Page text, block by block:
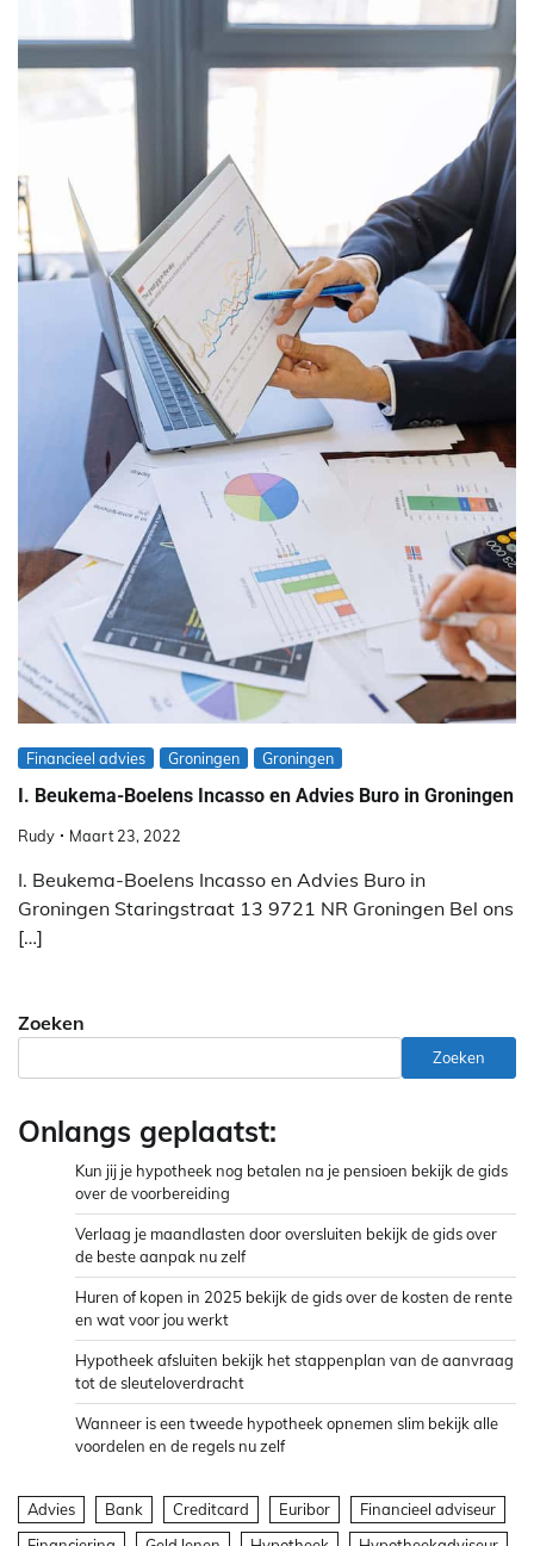
Financieel advies Groningen Groningen
I. Beukema-Boelens Incasso en Advies Buro in Groningen
Rudy Maart 23, 2022
I. Beukema-Boelens Incasso en Advies Buro in
Groningen Staringstraat 13 9721 NR Groningen Bel ons
[…]
Zoeken
Zoeken
Onlangs geplaatst:
Kun jij je hypotheek nog betalen na je pensioen bekijk de gids
over de voorbereiding
Verlaag je maandlasten door oversluiten bekijk de gids over
de beste aanpak nu zelf
Huren of kopen in 2025 bekijk de gids over de kosten de rente
en wat voor jou werkt
Hypotheek afsluiten bekijk het stappenplan van de aanvraag
tot de sleuteloverdracht
Wanneer is een tweede hypotheek opnemen slim bekijk alle
voordelen en de regels nu zelf
Advies Bank Creditcard Euribor
Financieel adviseur